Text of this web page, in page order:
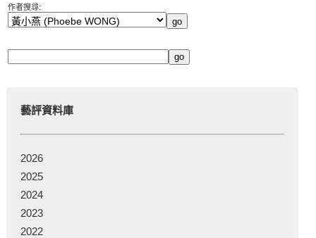
作者搜尋:
藝評資料庫
2026
2025
2024
2023
2022